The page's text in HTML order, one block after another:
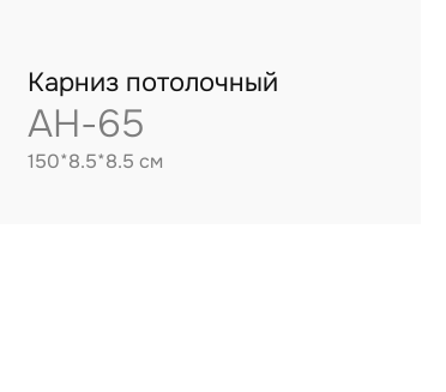
Карниз потолочный
AH-65
150*8.5*8.5 см